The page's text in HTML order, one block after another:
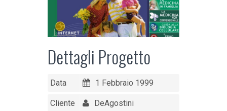
Dettagli Progetto
Data 1 Febbraio 1999
Cliente DeAgostini